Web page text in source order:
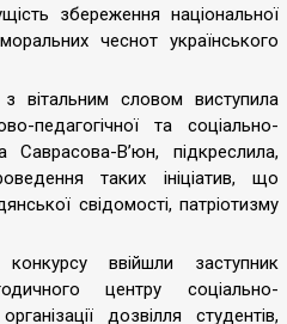
збереження національної
чеснот українського
вітальним словом виступила
педагогічної та соціально-
Саврасова-В’юн, підкреслила,
таких ініціатив, що
свідомості, патріотизму
ввійшли заступник
центру соціально-
дозвілля студентів,